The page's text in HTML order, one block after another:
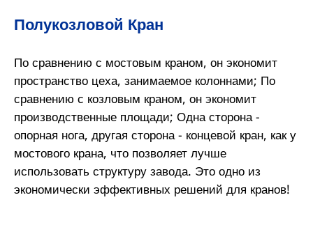
Полукозловой Кран
По сравнению с мостовым краном, он экономит
пространство цеха, занимаемое колоннами; По
сравнению с козловым краном, он экономит
производственные площади; Одна сторона -
опорная нога, другая сторона - концевой кран, как у
мостового крана, что позволяет лучше
использовать структуру завода. Это одно из
экономически эффективных решений для кранов!